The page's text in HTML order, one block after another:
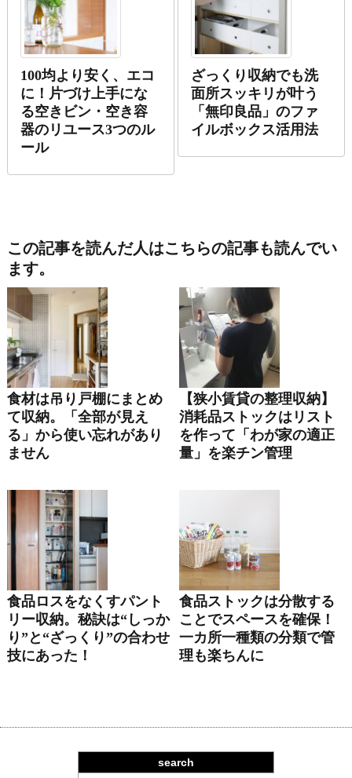
100均より安く、エコ
に！片づけ上手にな
る空きビン・空き容
器のリユース3つのル
ール
ざっくり収納でも洗
面所スッキリが叶う
「無印良品」のファ
イルボックス活用法
この記事を読んだ人はこちらの記事も読んでい
ます。
食材は吊り戸棚にまとめ
て収納。「全部が見え
る」から使い忘れがあり
ません
【狭小賃貸の整理収納】
消耗品ストックはリスト
を作って「わが家の適正
量」を楽チン管理
食品ロスをなくすパント
リー収納。秘訣は“しっか
り”と“ざっくり”の合わせ
技にあった！
食品ストックは分散する
ことでスペースを確保！
一カ所一種類の分類で管
理も楽ちんに
search